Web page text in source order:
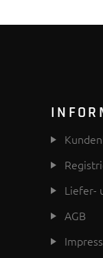
Liefer-
AGB